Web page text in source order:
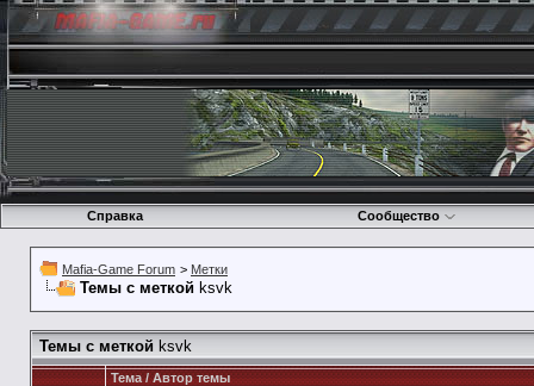
Справка Сообщество
Mafia-Game Forum > Метки
Темы с меткой ksvk
Темы с меткой ksvk
Тема / Автор темы